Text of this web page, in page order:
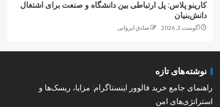
کارینو پلاس: پل ارتباطی بین دانشگاه و صنعت برای اشتغال
دانش‌بنیان
آگوست 2, 2026 صادق ایروانی
نوشته‌های تازه
راهنمای جامع خرید فالوور اینستاگرام: مزایا، ریسک‌ها و
استراتژی‌های امن